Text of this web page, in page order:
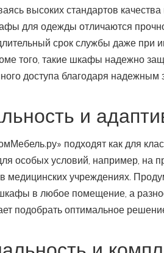
высоких стандартов
для одежды отличаются
срок службы даже при
того, такие шкафы надежно
доступа благодаря надежным
и
подходят как для
особых условий, например, на
медицинских учреждениях.
шкафы в любое помещение, а
подобрать оптимальное